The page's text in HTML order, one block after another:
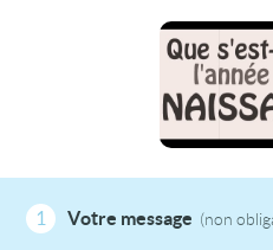
1 Votre message (non